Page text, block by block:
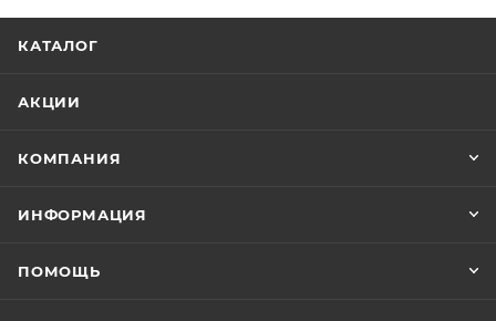
КАТАЛОГ
АКЦИИ
КОМПАНИЯ
ИНФОРМАЦИЯ
ПОМОЩЬ